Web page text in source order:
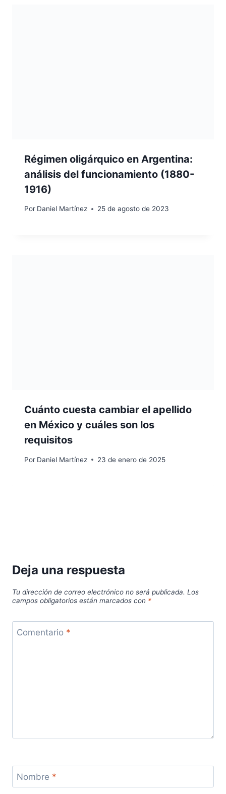
Régimen oligárquico en Argentina:
análisis del funcionamiento (1880-
1916)
Por Daniel Martínez 25 de agosto de 2023
Cuánto cuesta cambiar el apellido
en México y cuáles son los
requisitos
Por Daniel Martínez 23 de enero de 2025
Deja una respuesta
Tu dirección de correo electrónico no será publicada. Los
campos obligatorios están marcados con *
Comentario *
Nombre *